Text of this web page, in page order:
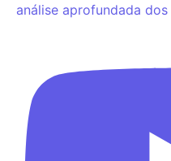
análise aprofundada